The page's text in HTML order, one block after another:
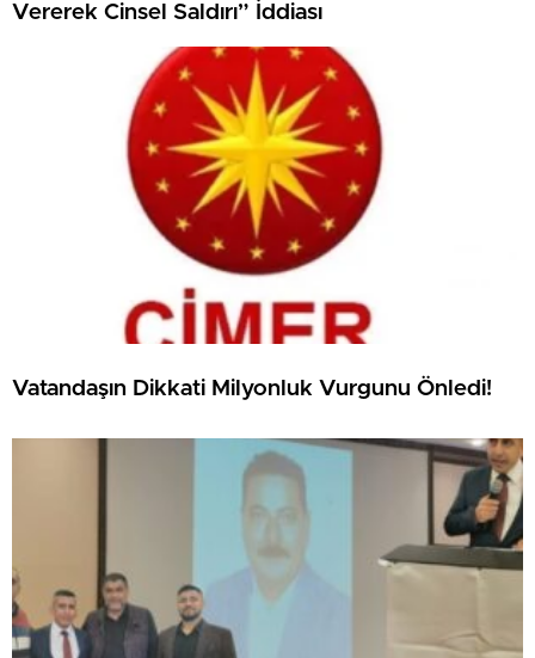
Vererek Cinsel Saldırı” İddiası
Vatandaşın Dikkati Milyonluk Vurgunu Önledi!